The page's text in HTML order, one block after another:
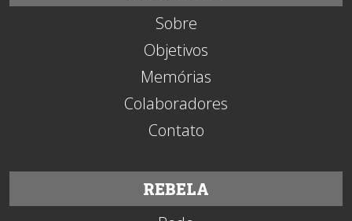
Sobre
Objetivos
Memórias
Colaboradores
Contato
REBELA